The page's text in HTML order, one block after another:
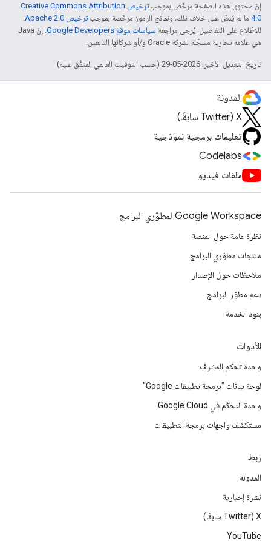
إنّ محتوى هذه الصفحة مرخّص بموجب
ترخيص Creative Commons Attribution
4.0‏ ما لم يُنصّ على خلاف ذلك، ونماذج الرموز مرخّصة بموجبترخيص Apache 2.0‏
للاطّلاع على التفاصيل، يُرجى مراجعة سياسات موقع Google Developers‏
. إنّ Java
هي علامة تجارية مسجَّلة لشركة Oracle و/أو شركائها التابعين.
تاريخ التعديل الأخير: 2026-05-29 (حسب التوقيت العالمي المتفَّق عليه)
المدونة
‫X ‏(Twitter سابقًا)
تعليمات برمجية نموذجية
Codelabs
ملفات فيديو
Google Workspace لمطوّري البرامج
نظرة عامة حول المنصة
منتجات مطوّري البرامج
ملاحظات حول الإصدار
دعم مطوّر البرامج
بنود الخدمة
الأدوات
وحدة تحكم المشرف
لوحة بيانات "برمجة تطبيقات Google"
وحدة التحكّم في Google Cloud
مستكشف واجهات برمجة التطبيقات
ربط
المدونة
نشرة إخبارية
‫X ‏(Twitter سابقًا)
YouTube